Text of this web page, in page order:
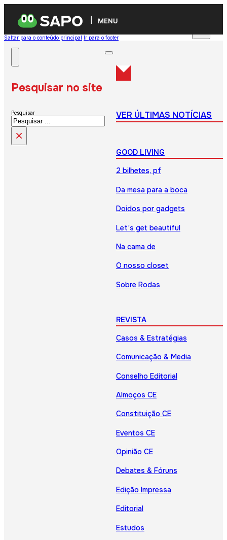
MENU
Saltar para o conteúdo principal Ir para o footer
Pesquisar no site
Pesquisar
×
VER ÚLTIMAS NOTÍCIAS
GOOD LIVING
2 bilhetes, pf
Da mesa para a boca
Doidos por gadgets
Let’s get beautiful
Na cama de
O nosso closet
Sobre Rodas
REVISTA
Casos & Estratégias
Comunicação & Media
Conselho Editorial
Almoços CE
Constituição CE
Eventos CE
Opinião CE
Debates & Fóruns
Edição Impressa
Editorial
Estudos